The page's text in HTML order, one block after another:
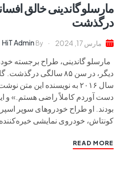
مارسلو گاندینی خالق
درگذشت
مارس 17, 2024 By
HiT Admin
مارسلو گاندینی، طراح برجسته
دیگر، در سن ۸۵ سالگی
سال ۲۰۱۶ به نویسنده این
دست آوردم کاملاً راضی هستم.» و
بودند. او طراح خودروهای سوپر
کونتاش، خودروی نمایشی
READ MORE